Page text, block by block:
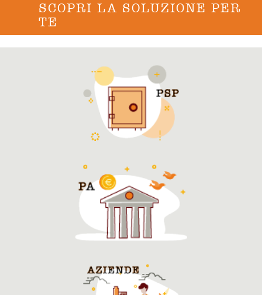
SCOPRI LA SOLUZIONE PER
TE